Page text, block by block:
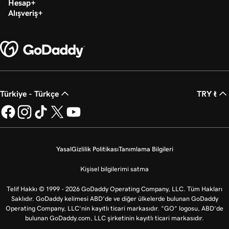
Alan adımı GoDaddy’ye transfer et
Hesap
Alışveriş
Türkiye - Türkçe TRY ₺
YasalGizlilik PolitikasıTanımlama Bilgileri
Kişisel bilgilerimi satma
Telif Hakkı © 1999 - 2026 GoDaddy Operating Company, LLC. Tüm Hakları
Saklıdır. GoDaddy kelimesi ABD'de ve diğer ülkelerde bulunan GoDaddy
Operating Company, LLC’nin kayıtlı ticari markasıdır. “GO” logosu, ABD’de
bulunan GoDaddy.com, LLC şirketinin kayıtlı ticari markasıdır.